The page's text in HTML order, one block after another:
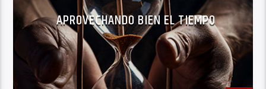
APROVECHANDO BIEN EL TIEMPO